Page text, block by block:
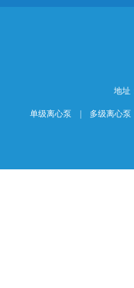
地址
单级离心泵 多级离心泵